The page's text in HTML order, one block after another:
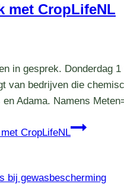
met CropLifeNL
in gesprek. Donderdag
van bedrijven die
Adama. Namens
CropLifeNL